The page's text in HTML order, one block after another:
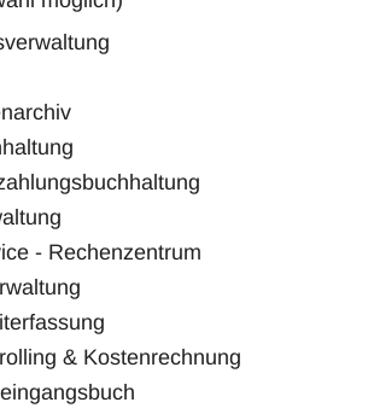
- Rechenzentrum
& Kostenrechnung